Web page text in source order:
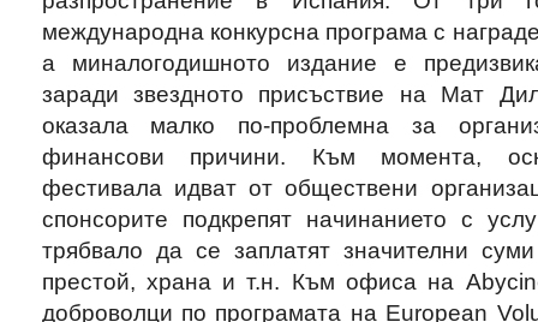
международна конкурсна програма с
а миналогодишното издание е
заради звездното присъствие на Мат
оказала малко по-проблемна за
финансови причини. Към момента,
фестивала идват от обществени
спонсорите подкрепят начинанието с
трябвало да се заплатят значителни
престой, храна и т.н. Към офиса на
доброволци по програмата на European